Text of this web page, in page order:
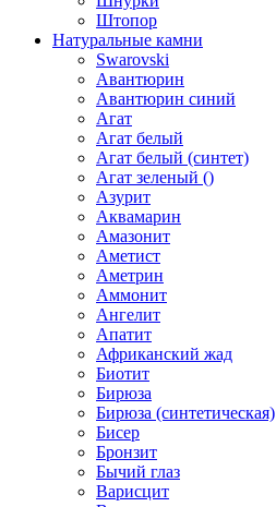
Штопор
Натуральные камни
Swarovski
Авантюрин
Авантюрин синий
Агат
Агат белый
Агат белый (синтет)
Агат зеленый ()
Азурит
Аквамарин
Амазонит
Аметист
Аметрин
Аммонит
Ангелит
Апатит
Африканский жад
Биотит
Бирюза
Бирюза (синтетическая)
Бисер
Бронзит
Бычий глаз
Варисцит